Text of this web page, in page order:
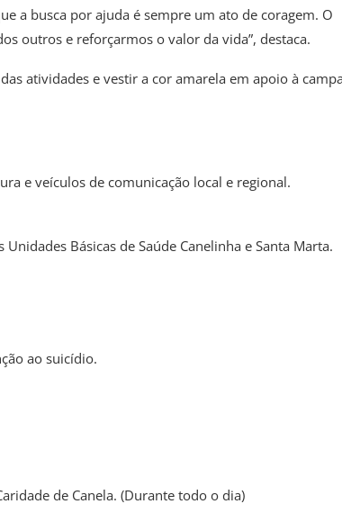
a busca por ajuda é sempre um ato de coragem. O
outros e reforçarmos o valor da vida”, destaca.
atividades e vestir a cor amarela em apoio à
e veículos de comunicação local e regional.
Básicas de Saúde Canelinha e Santa Marta.
ao suicídio.
de Canela. (Durante todo o dia)